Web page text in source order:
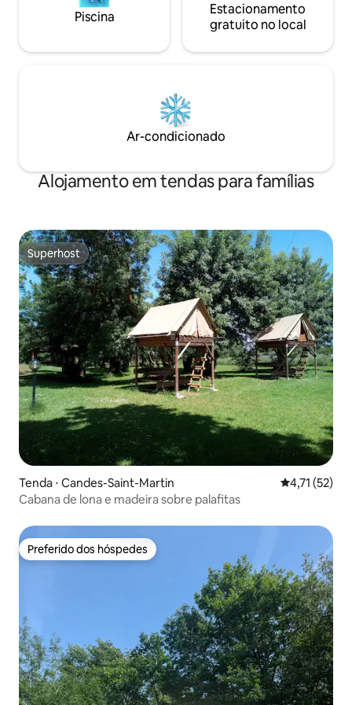
Piscina
Estacionamento
gratuito no local
Ar-condicionado
Alojamento em tendas para famílias
Superhost
Superhost
Tenda ⋅ Candes-Saint-Martin 4,71 de uma
4,71 (52)
Cabana de lona e madeira sobre palafitas
Preferido dos hóspedes
Preferido dos hóspedes